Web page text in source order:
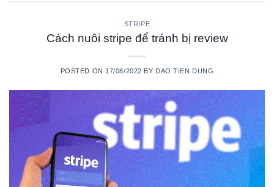
STRIPE
Cách nuôi stripe để tránh bị review
POSTED ON 17/08/2022 BY DAO TIEN DUNG